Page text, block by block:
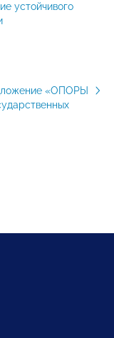
устойчивого
«ОПОРЫ